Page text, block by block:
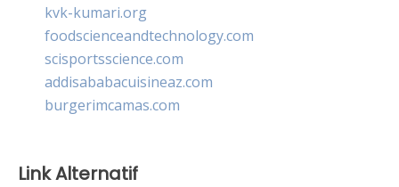
kvk-kumari.org
foodscienceandtechnology.com
scisportsscience.com
addisababacuisineaz.com
burgerimcamas.com
Link Alternatif